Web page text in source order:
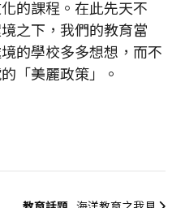
的課程。在此先天不
之下，我們的教育當
的學校多多想想，而不
「美麗政策」。